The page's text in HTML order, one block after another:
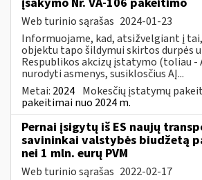
Web turinio sąrašas 2024-01-23
Informuojame, kad, atsižvelgiant į
objektu tapo šildymui skirtos durpės
Respublikos akcizų įstatymo (toliau -
nurodyti asmenys, susiklosčius AĮ...
Metai: 2024 Mokesčių įstatymų
pakeitimai nuo 2024 m.
Pernai įsigytų iš ES naujų
savininkai valstybės biudžetą
nei 1 mln. eurų PVM
Web turinio sąrašas 2022-02-17